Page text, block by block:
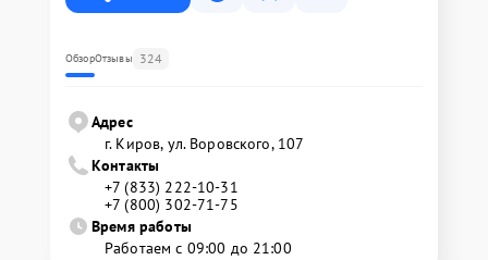
ОбзорОтзывы 324
Адрес
г. Киров, ул. Воровского, 107
Контакты
+7 (833) 222-10-31
+7 (800) 302-71-75
Время работы
Работаем с 09:00 до 21:00